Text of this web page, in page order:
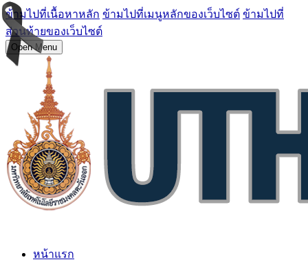
ข้ามไปที่เนื้อหาหลัก ข้ามไปที่เมนูหลักของเว็บไซต์ ข้ามไปที่
ส่วนท้ายของเว็บไซต์
Open Menu
หน้าแรก